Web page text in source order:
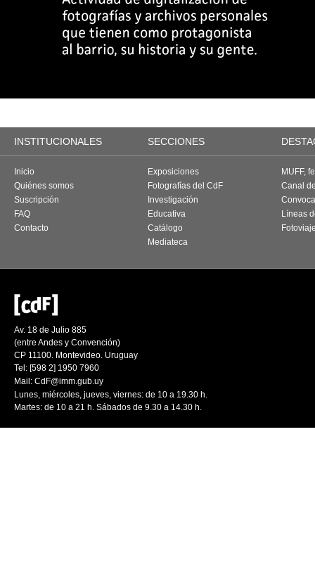
INSTITUCIONALES SECCIONES
Inicio
Quiénes somos
Suscripción
FAQ
Contacto
Exposiciones
Fotografías del CdF
Investigación
Educativa
Catálogo
Mediateca
MUFF,
Canal
Líneas
Av. 18 de Julio 885
(entre Andes y Convención)
CP 11100. Montevideo. Uruguay
Tel: [598 2] 1950 7960
Mail: CdF@imm.gub.uy
Lunes, miércoles, jueves, viernes: de 10 a 19.30 h.
Martes: de 10 a 21 h. Sábados de 9.30 a 14.30 h.